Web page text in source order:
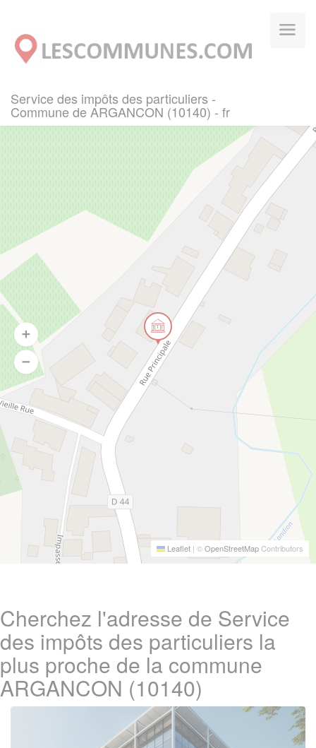
Service des impôts des particuliers -
Commune de ARGANCON (10140) - fr
Leaflet | ©OpenStreetMapContributors
Cherchez l'adresse de Service
des impôts des particuliers la
plus proche de la commune
ARGANCON (10140)